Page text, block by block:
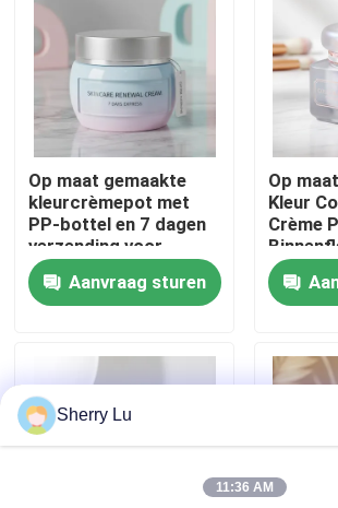
Over ons
Fabrieksreis
Kwaliteitscontrole
Contacteer ons
Vraag een offerte aan
Kosmetische Fles Zonder lucht
kosmetische lotionfles
Kosmetische Roomkruik
Op maat gemaakte
kleurcrèmepot met
PP-bottel en 7 dagen
verzending voor
huidverzorgingspakket
Aanvraag sturen
Op
Kleur
Crème
en 7
Sample
Sherry Lu
11:36 AM